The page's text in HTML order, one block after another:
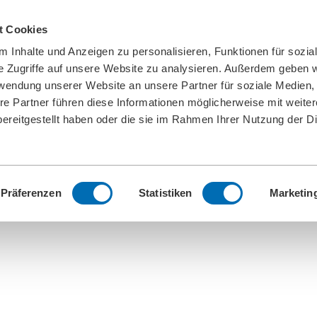
Cookies
Inhalte und Anzeigen zu personalisieren, Funktionen für
Zugriffe auf unsere Website zu analysieren. Außerdem geben
unserer Website an unsere Partner für soziale Medien,
Partner führen diese Informationen möglicherweise mit
haben oder die sie im Rahmen Ihrer Nutzung der
Präferenzen Statistiken